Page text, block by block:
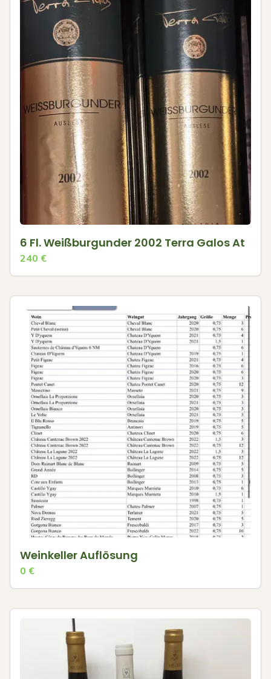
6 Fl. Weißburgunder 2002 Terra Galos At
240 €
Weinkeller Auflösung
0 €